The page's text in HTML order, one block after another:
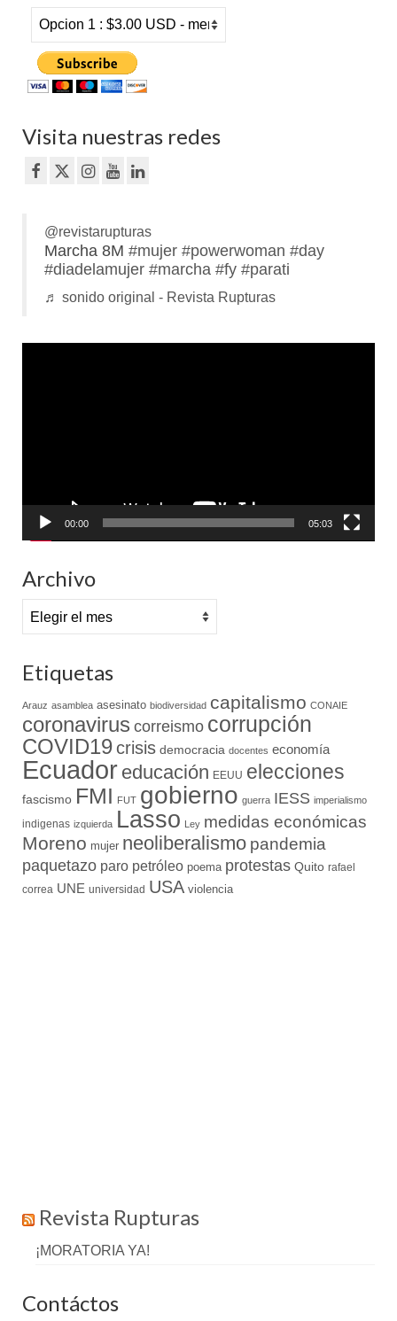
Visita nuestras redes
@revistarupturas
Marcha 8M #mujer #powerwoman #day
#diadelamujer #marcha #fy #parati
♬ sonido original - Revista Rupturas
00:00 05:03
Archivo
Archivo
Etiquetas
Arauz asamblea asesinato biodiversidad capitalismo CONAIE
coronavirus correismo corrupción
COVID19crisis democracia docentes economía
Ecuador educación EEUU elecciones
fascismo FMI FUT gobierno guerra IESS imperialismo
indigenas izquierda Lasso Ley medidas económicas
Moreno mujer neoliberalismo pandemia
paquetazo paro petróleo poema protestas Quito rafael
correa UNE universidad USA violencia
Revista Rupturas
¡MORATORIA YA!
Contáctos